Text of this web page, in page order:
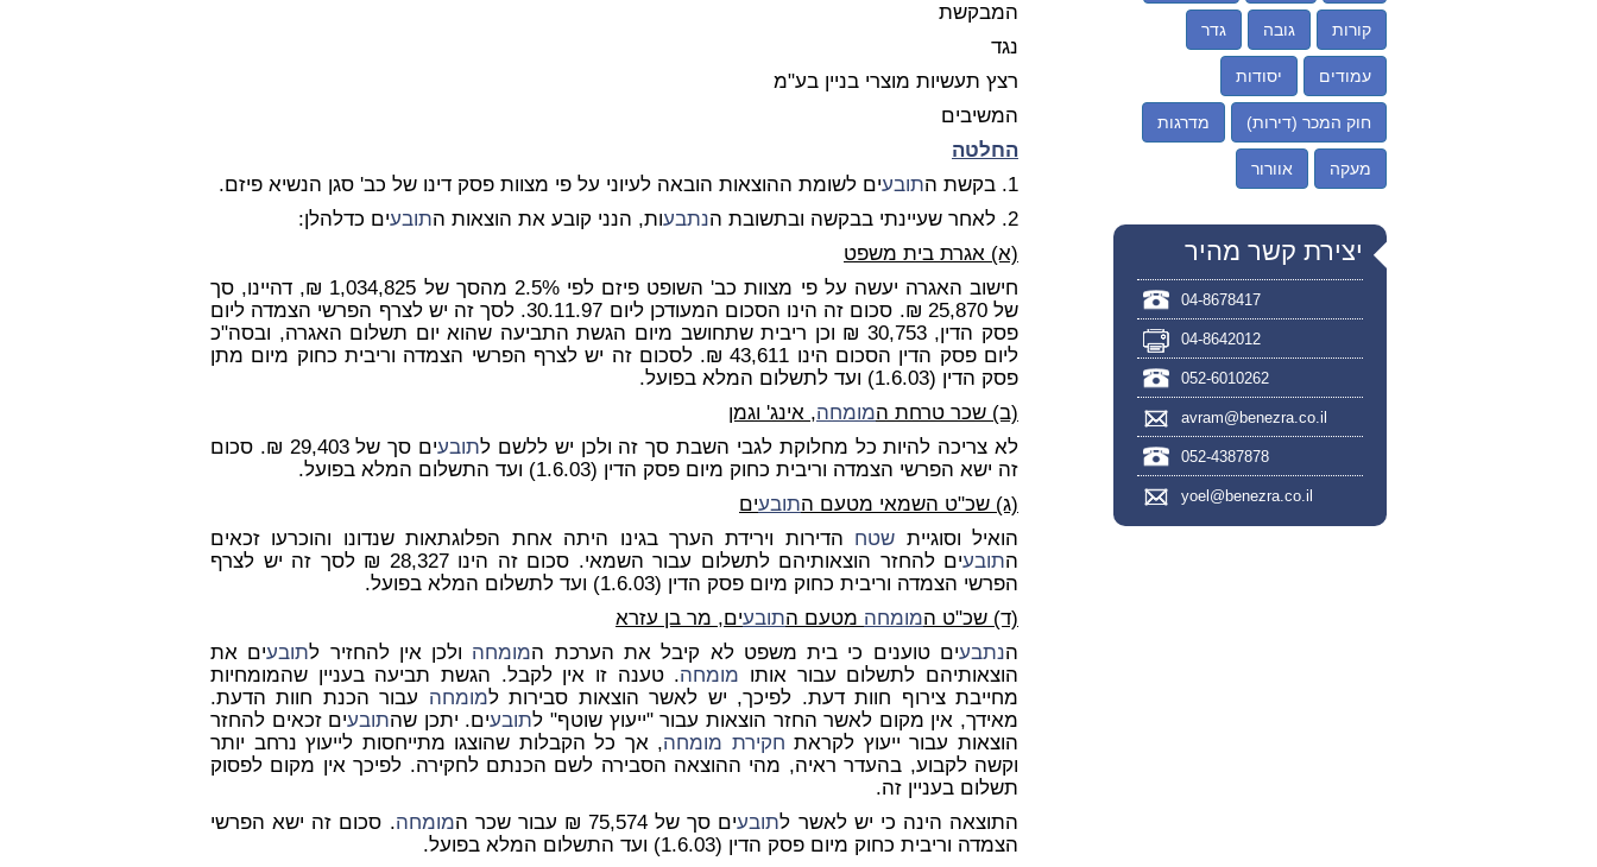
המבקשת
נגד
רצץ תעשיות מוצרי בניין בע"מ
המשיבים
החלטה
1. בקשת ה
תובעים לשומת ההוצאות הובאה לעיוני על פי מצוות פסק דינו של כב' סגן הנשיא פיזם.
2. לאחר שעיינתי בבקשה ובתשובת ה
נתבעות, הנני קובע את הוצאות התובעים כדלהלן:
(א) אגרת בית משפט
חישוב האגרה יעשה על פי מצוות כב' השופט פיזם לפי 2.5% מהסך של 1,034,825 ₪, דהיינו, סך
של 25,870 ₪. סכום זה הינו הסכום המעודכן ליום 30.11.97. לסך זה יש לצרף הפרשי הצמדה ליום
פסק הדין, 30,753 ₪ וכן ריבית שתחושב מיום הגשת התביעה שהוא יום תשלום האגרה, ובסה"כ
ליום פסק הדין הסכום הינו 43,611 ₪. לסכום זה יש לצרף הפרשי הצמדה וריבית כחוק מיום מתן
פסק הדין (1.6.03) ועד לתשלום המלא בפועל.
(ב) שכר טרחת המומחה, אינג' וגמן
לא צריכה להיות כל מחלוקת לגבי השבת סך זה ולכן יש ללשם לתובע
ים סך של 29,403 ₪. סכום
זה ישא הפרשי הצמדה וריבית כחוק מיום פסק הדין (1.6.03) ועד התשלום המלא בפועל.
(ג) שכ"ט השמאי מטעם התובעים
הואיל וסוגיית שטח הדירות וירידת הערך בגינו היתה אחת הפלוגתאות שנדונו והוכרעו זכאים
התובע
ים להחזר הוצאותיהם לתשלום עבור השמאי. סכום זה הינו 28,327 ₪ לסך זה יש לצרף
הפרשי הצמדה וריבית כחוק מיום פסק הדין (1.6.03) ועד לתשלום המלא בפועל.
(ד) שכ"ט המומחה מטעם התובעים, מר בן עזרא
הנתבעים טוענים כי בית משפט לא קיבל את הערכת המומחה ולכן אין להחזיר לתובעים את
הוצאותיהם לתשלום עבור אותו מומחה. טענה זו אין לקבל. הגשת תביעה בעניין שהמומחיות
מחייבת צירוף חוות דעת. לפיכך, יש לאשר הוצאות סבירות למומחה עבור הכנת חוות הדעת.
מאידך, אין מקום לאשר החזר הוצאות עבור "ייעוץ שוטף" לתובעים. יתכן שהתובעים זכאים להחזר
הוצאות עבור ייעוץ לקראת חקירת מומחה, אך כל הקבלות שהוצגו מתייחסות לייעוץ נרחב יותר
וקשה לקבוע, בהעדר ראיה, מהי ההוצאה הסבירה לשם הכנתם לחקירה. לפיכך אין מקום לפסוק
תשלום בעניין זה.
התוצאה הינה כי יש לאשר לתובעים סך של 75,574 ₪ עבור שכר ה מומחה. סכום זה ישא הפרשי
הצמדה וריבית כחוק מיום פסק הדין (1.6.03) ועד התשלום המלא בפועל.
קורות גובה גדר
עמודים יסודות
חוק המכר (דירות) מדרגות
מעקה אוורור
יצירת קשר מהיר
04-8678417
04-8642012
052-6010262
avram@benezra.co.il
052-4387878
yoel@benezra.co.il